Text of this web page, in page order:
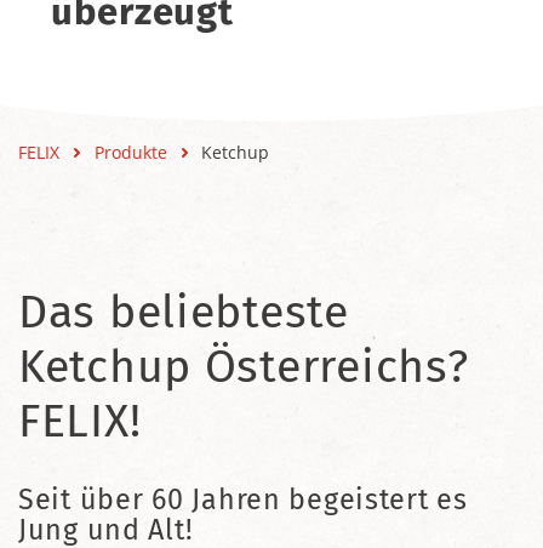
überzeugt
FELIX Produkte Ketchup
Das beliebteste
Ketchup Österreichs?
FELIX!
Seit über 60 Jahren begeistert es
Jung und Alt!